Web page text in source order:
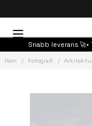
Snabb leverans
Hem Fotografi